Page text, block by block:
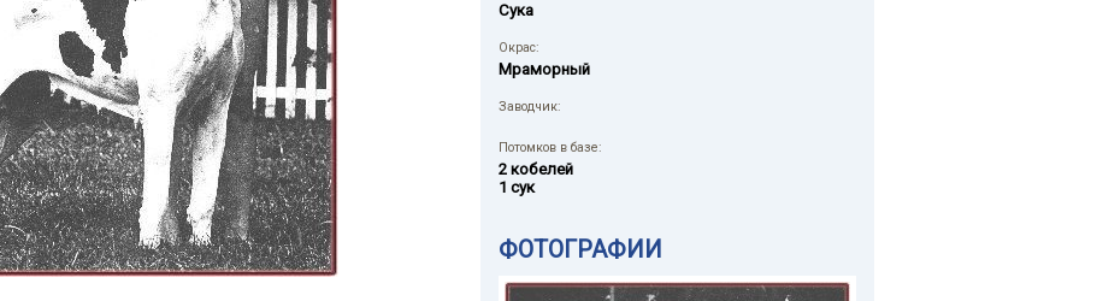
Сука
Окрас:
Мраморный
Заводчик:
Потомков в базе:
2 кобелей
1 сук
ФОТОГРАФИИ